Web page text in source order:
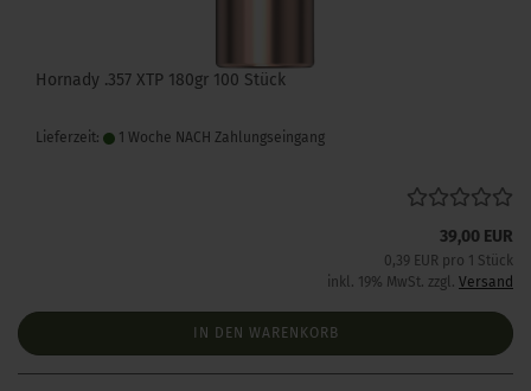
Hornady .357 XTP 180gr 100 Stück
Lieferzeit: 1 Woche NACH Zahlungseingang
39,00 EUR
0,39 EUR pro 1 Stück
inkl. 19% MwSt. zzgl. Versand
IN DEN WARENKORB